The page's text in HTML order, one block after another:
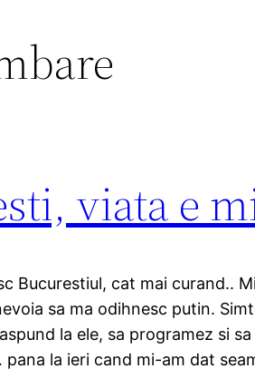
viata e
Bucurestiul, cat mai curand..
sa ma odihnesc putin.
la ele, sa programez si
la ieri cand mi-am dat